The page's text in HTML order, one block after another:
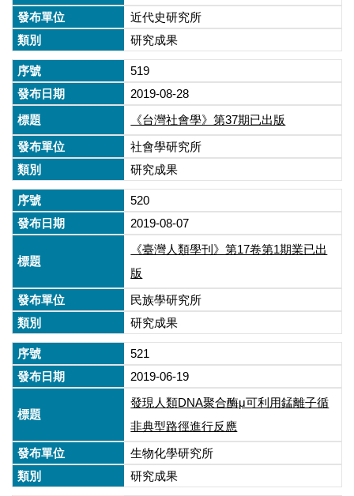
近代史研究所
研究成果
519
2019-08-28
《台灣社會學》第37期已出版
社會學研究所
研究成果
520
2019-08-07
《臺灣人類學刊》第17卷第1期業已出
版
民族學研究所
研究成果
521
2019-06-19
發現人類DNA聚合酶μ可利用錳離子循
非典型路徑進行反應
生物化學研究所
研究成果